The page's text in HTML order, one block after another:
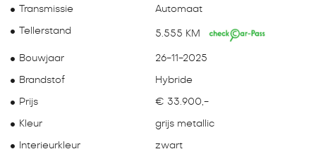
Transmissie Automaat
Tellerstand 5.555 KM
Bouwjaar 26-11-2025
Brandstof Hybride
Prijs € 33.900,-
Kleur grijs metallic
Interieurkleur zwart